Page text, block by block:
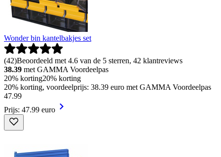
Wonder bin kantelbakjes set
(42)Beoordeeld met 4.6 van de 5 sterren, 42 klantreviews
38.39 met GAMMA Voordeelpas
20% korting20% korting
20% korting, voordeelprijs: 38.39 euro met GAMMA Voordeelpas
47.99
Prijs: 47.99 euro